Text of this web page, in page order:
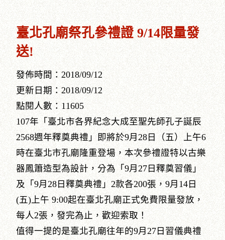
臺北孔廟祭孔參禮證 9/14限量發
送!
發佈時間：2018/09/12
更新日期：2018/09/12
點閱人數：11605
107年「臺北市各界紀念大成至聖先師孔子誕辰
2568週年釋奠典禮」即將於9月28日（五）上午6
時在臺北市孔廟隆重登場，本次參禮證特以古樂
器鳳簫造型為設計，分為「9月27日釋奠習儀」
及「9月28日釋奠典禮」2款各200張，9月14日
(五)上午 9:00起在臺北孔廟正式免費限量發放，
每人2張，發完為止，歡迎索取！
值得一提的是臺北孔廟往年的9月27日習儀典禮